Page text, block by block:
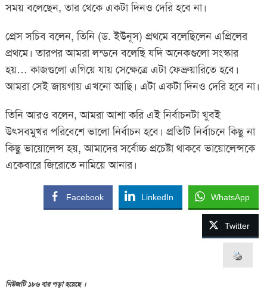
সময় বলেছেন, তার থেকে একটা দিনও দেরি হবে না।
প্রেস সচিব বলেন, তিনি (ড. ইউনূস) প্রথমে বলেছিলেন এপ্রিলের
প্রথমে। তারপর আমরা লন্ডনে বলেছি যদি অনেকগুলো সংস্কার
হয়… কাজগুলো এগিয়ে যায় সেক্ষেত্রে এটা ফেব্রুয়ারিতে হবে।
আমরা সেই জায়গায় এখনো আছি। এটা একটা দিনও দেরি হবে না।
তিনি আরও বলেন, আমরা আশা করি এই নির্বাচনটা খুবই
উৎসবমুখর পরিবেশে ভালো নির্বাচন হবে। প্রতিটি নির্বাচনে কিছু না
কিছু ভায়োলেন্স হয়, আমাদের সর্বোচ্চ প্রচেষ্টা থাকবে ভায়োলেন্সকে
একেবারে জিরোতে নামিয়ে আনার।
Facebook LinkedIn WhatsApp
Twitter
নিউজটি ১৮৬ বার পড়া হয়েছে ।